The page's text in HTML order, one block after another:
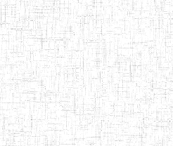
01/09/2015 ENIEG